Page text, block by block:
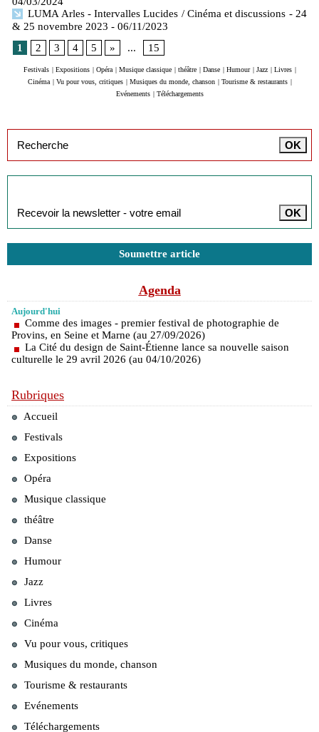
LUMA Arles - Intervalles Lucides / Cinéma et discussions - 24
& 25 novembre 2023 - 06/11/2023
1
2 3 4 5 » ... 15
Festivals | Expositions | Opéra | Musique classique | théâtre | Danse | Humour | Jazz | Livres |
Cinéma | Vu pour vous, critiques | Musiques du monde, chanson | Tourisme & restaurants |
Evénements | Téléchargements
Soumettre article
Agenda
Aujourd'hui
Comme des images - premier festival de photographie de
Provins, en Seine et Marne (au 27/09/2026)
La Cité du design de Saint-Étienne lance sa nouvelle saison
culturelle le 29 avril 2026 (au 04/10/2026)
Rubriques
Accueil
Festivals
Expositions
Opéra
Musique classique
théâtre
Danse
Humour
Jazz
Livres
Cinéma
Vu pour vous, critiques
Musiques du monde, chanson
Tourisme & restaurants
Evénements
Téléchargements